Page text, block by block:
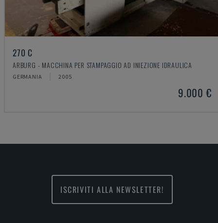
270 C
ARBURG - MACCHINA PER STAMPAGGIO AD INIEZIONE IDRAULICA
GERMANIA 2005
9.000 €
ISCRIVITI ALLA NEWSLETTER!